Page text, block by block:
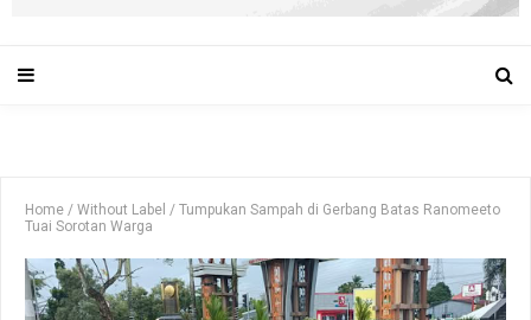
Home / Without Label / Tumpukan Sampah di Gerbang Batas Ranomeeto
Tuai Sorotan Warga